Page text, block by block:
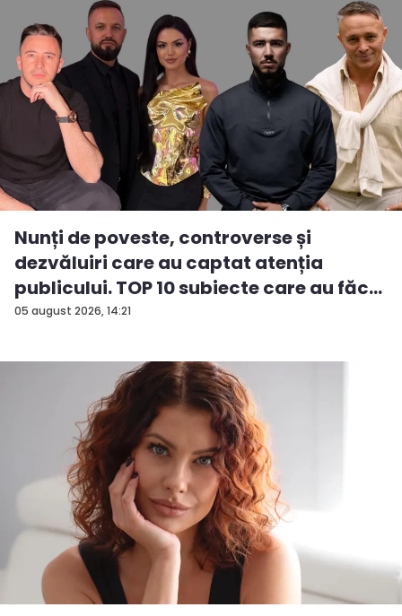
05 august 2026, 14:21
Nunți de poveste, controverse și
dezvăluiri care au captat atenția
publicului. TOP 10 subiecte care au făc...